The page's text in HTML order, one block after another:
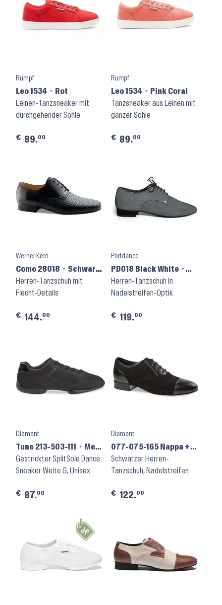
Rumpf
Leo 1534 ⬝ Rot
Leinen-Tanzsneaker mit
durchgehender Sohle
€ 89.00
Rumpf
Leo 1534 ⬝ Pink Coral
Tanzsneaker aus Leinen mit
ganzer Sohle
€ 89.00
Werner Kern
Como 28018 ⬝ Schwarz
Nappa
Herren-Tanzschuh mit
Flecht-Details
€ 144.00
Portdance
PD018 Black White ⬝
Suede Sole
Herren-Tanzschuh in
Nadelstreifen-Optik
€ 119.00
Diamant
Tune 213-503-111 ⬝ Mesh
Schwarz
Gestrickter SplitSole Dance
Sneaker Weite G, Unisex
€ 87.00
Diamant
077-075-165 Nappa +
Velours
Schwarzer Herren-
Tanzschuh, Nadelstreifen
€ 122.00